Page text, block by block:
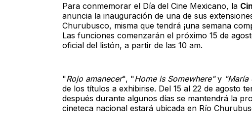
Para conmemorar el Día del Cine Mexicano, la
anuncia la inauguración de una de sus
Churubusco, misma que tendrá ¡una semana
Las funciones comenzarán el próximo 15 de
oficial del listón, a partir de las 10 am.
"Rojo amanecer", "Home is Somewhere"y"María
de los títulos a exhibirise. Del 15 al 22 de agosto
después durante algunos días se mantendrá la
cineteca nacional estará ubicada en Río